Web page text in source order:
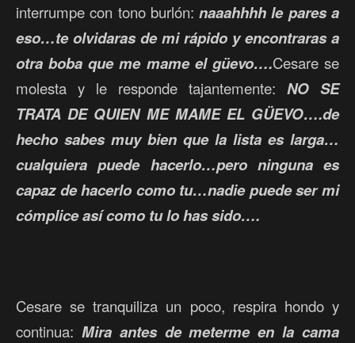
interrumpe con tono burlón:naaahhhh le pares a
eso…te olvidaras de mi rápido y encontraras a
otra boba que me mame el güevo….Cesare se
molesta y le responde tajantemente: NO SE
TRATA DE QUIEN ME MAME EL GÜEVO….de
hecho sabes muy bien que la lista es larga…
cualquiera puede hacerlo…pero ninguna es
capaz de hacerlo como tu…nadie puede ser mi
cómplice así como tu lo has sido….
Cesare se tranquiliza un poco, respira hondo y
continua: Mira antes de meterme en la cama